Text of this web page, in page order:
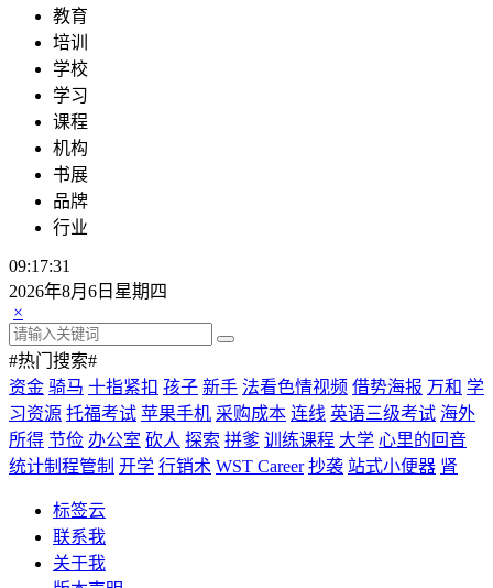
教育
培训
学校
学习
课程
机构
书展
品牌
行业
09:17:32
2026年8月6日星期四
×
#热门搜索#
资金 骑马 十指紧扣 孩子 新手 法看色情视频 借势海报 万和 学
习资源 托福考试 苹果手机 采购成本 连线 英语三级考试 海外
所得 节俭 办公室 砍人 探索 拼爹 训练课程 大学 心里的回音
统计制程管制 开学 行销术 WST Career 抄袭 站式小便器 肾
标签云
联系我
关于我